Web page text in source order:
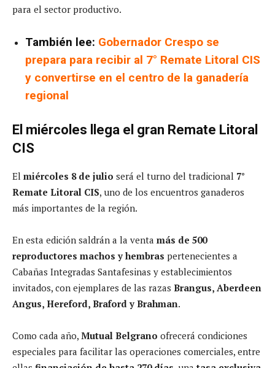
para el sector productivo.
También lee: Gobernador Crespo se
prepara para recibir al 7° Remate Litoral CIS
y convertirse en el centro de la ganadería
regional
El miércoles llega el gran Remate Litoral
CIS
El miércoles 8 de julio será el turno del tradicional 7°
Remate Litoral CIS, uno de los encuentros ganaderos
más importantes de la región.
En esta edición saldrán a la venta más de 500
reproductores machos y hembras pertenecientes a
Cabañas Integradas Santafesinas y establecimientos
invitados, con ejemplares de las razas Brangus, Aberdeen
Angus, Hereford, Braford y Brahman.
Como cada año, Mutual Belgrano ofrecerá condiciones
especiales para facilitar las operaciones comerciales, entre